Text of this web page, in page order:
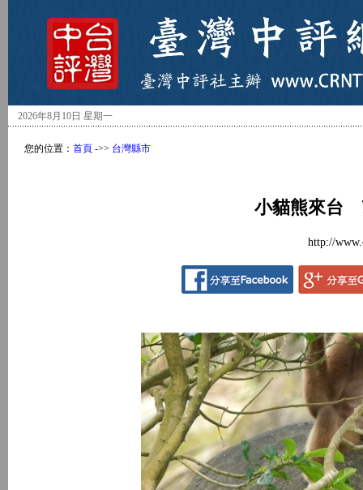
2026年8月10日 星期一
您的位置： 首頁 ->> 台灣縣市
小貓熊來台
http://